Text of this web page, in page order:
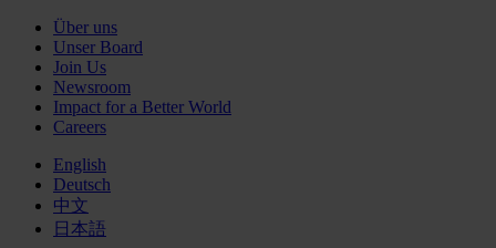
Über uns
Unser Board
Join Us
Newsroom
Impact for a Better World
Careers
English
Deutsch
中文
日本語